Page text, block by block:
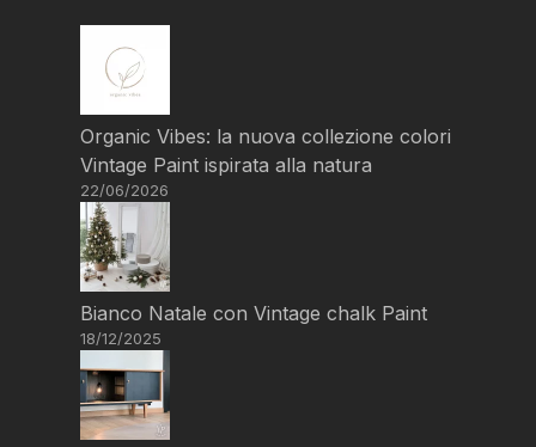
Organic Vibes: la nuova collezione colori
Vintage Paint ispirata alla natura
22/06/2026
Bianco Natale con Vintage chalk Paint
18/12/2025